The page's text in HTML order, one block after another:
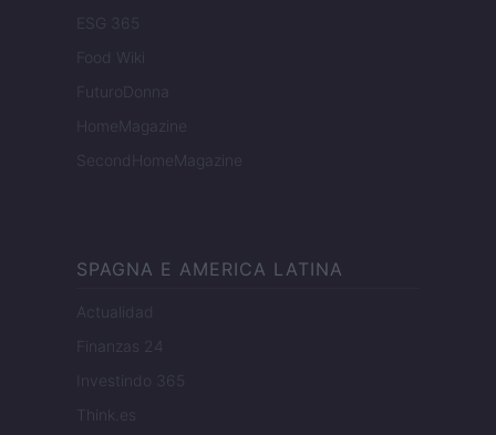
ESG 365
Food Wiki
FuturoDonna
HomeMagazine
SecondHomeMagazine
SPAGNA E AMERICA LATINA
Actualidad
Finanzas 24
Investindo 365
Think.es